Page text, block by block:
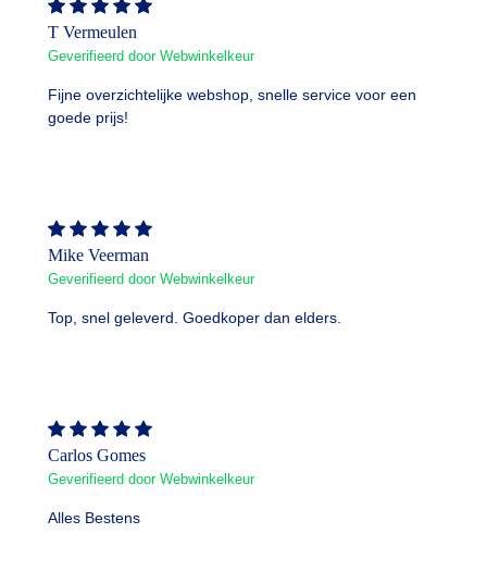
T Vermeulen
Geverifieerd door Webwinkelkeur
Fijne overzichtelijke webshop, snelle service voor een
goede prijs!
Mike Veerman
Geverifieerd door Webwinkelkeur
Top, snel geleverd. Goedkoper dan elders.
Carlos Gomes
Geverifieerd door Webwinkelkeur
Alles Bestens